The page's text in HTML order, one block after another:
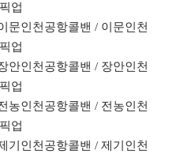
업
문인천공항콜밴 / 이문인천
업
안인천공항콜밴 / 장안인천
업
농인천공항콜밴 / 전농인천
업
기인천공항콜밴 / 제기인천